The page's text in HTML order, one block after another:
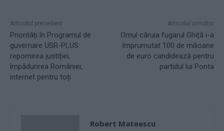
Articolul precedent
Priorități în Programul de
guvernare USR-PLUS:
repornirea justiției,
împădurirea României,
internet pentru toți
Articolul următor
Omul căruia fugarul Ghiță i-a
împrumutat 100 de milioane
de euro candidează pentru
partidul lui Ponta
Robert Mateescu